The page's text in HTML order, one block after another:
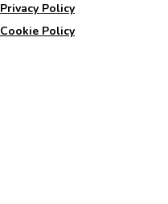
Privacy Policy
Cookie Policy